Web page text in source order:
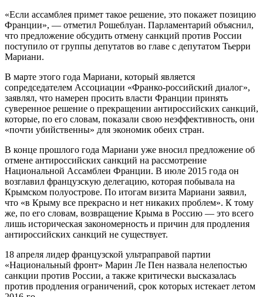
«Если ассамблея примет такое решение, это покажет позицию
Франции», — отметил Рошеблуан. Парламентарий объяснил,
что предложение обсудить отмену санкций против России
поступило от группы депутатов во главе с депутатом Тьерри
Мариани.
В марте этого года Мариани, который является
сопредседателем Ассоциации «Франко-российский диалог»,
заявлял, что намерен просить власти Франции принять
суверенное решение о прекращении антироссийских санкций,
которые, по его словам, показали свою неэффективность, они
«почти убийственны» для экономик обеих стран.
В конце прошлого года Мариани уже вносил предложение об
отмене антироссийских санкций на рассмотрение
Национальной Ассамблеи Франции. В июле 2015 года он
возглавил французскую делегацию, которая побывала на
Крымском полуострове. По итогам визита Мариани заявил,
что «в Крыму все прекрасно и нет никаких проблем». К тому
же, по его словам, возвращение Крыма в Россию — это всего
лишь историческая закономерность и причин для продления
антироссийских санкций не существует.
18 апреля лидер французской ультраправой партии
«Национальный фронт» Марин Ле Пен назвала нелепостью
санкции против России, а также критически высказалась
против продления ограничений, срок которых истекает летом